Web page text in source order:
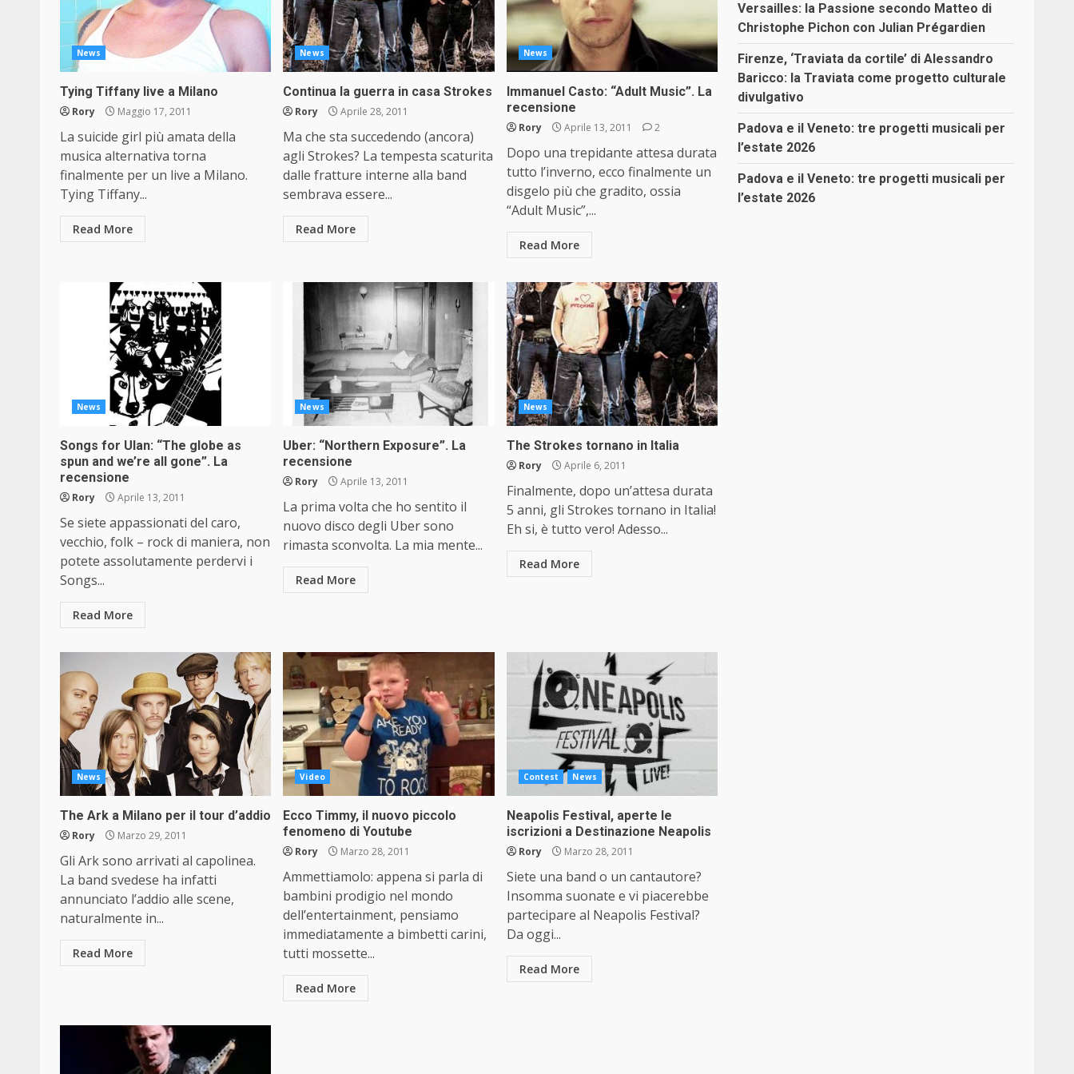
News
Tying Tiffany live a Milano
Rory Maggio 17, 2011
La suicide girl più amata della
musica alternativa torna
finalmente per un live a Milano.
Tying Tiffany...
Read More
News
Continua la guerra in casa Strokes
Rory Aprile 28, 2011
Ma che sta succedendo (ancora)
agli Strokes? La tempesta scaturita
dalle fratture interne alla band
sembrava essere...
Read More
News
Immanuel Casto: “Adult Music”. La
recensione
Rory Aprile 13, 2011 2
Dopo una trepidante attesa durata
tutto l’inverno, ecco finalmente un
disgelo più che gradito, ossia
“Adult Music”,...
Read More
News
Songs for Ulan: “The globe as
spun and we’re all gone”. La
recensione
Rory Aprile 13, 2011
Se siete appassionati del caro,
vecchio, folk – rock di maniera, non
potete assolutamente perdervi i
Songs...
Read More
News
Uber: “Northern Exposure”. La
recensione
Rory Aprile 13, 2011
La prima volta che ho sentito il
nuovo disco degli Uber sono
rimasta sconvolta. La mia mente...
Read More
News
The Strokes tornano in Italia
Rory Aprile 6, 2011
Finalmente, dopo un’attesa durata
5 anni, gli Strokes tornano in Italia!
Eh si, è tutto vero! Adesso...
Read More
News
The Ark a Milano per il tour d’addio
Rory Marzo 29, 2011
Gli Ark sono arrivati al capolinea.
La band svedese ha infatti
annunciato l’addio alle scene,
naturalmente in...
Read More
Video
Ecco Timmy, il nuovo piccolo
fenomeno di Youtube
Rory Marzo 28, 2011
Ammettiamolo: appena si parla di
bambini prodigio nel mondo
dell’entertainment, pensiamo
immediatamente a bimbetti carini,
tutti mossette...
Read More
Contest News
Neapolis Festival, aperte le
iscrizioni a Destinazione Neapolis
Rory Marzo 28, 2011
Siete una band o un cantautore?
Insomma suonate e vi piacerebbe
partecipare al Neapolis Festival?
Da oggi...
Read More
Versailles: la Passione secondo Matteo di
Christophe Pichon con Julian Prégardien
Firenze, ‘Traviata da cortile’ di Alessandro
Baricco: la Traviata come progetto culturale
divulgativo
Padova e il Veneto: tre progetti musicali per
l’estate 2026
Padova e il Veneto: tre progetti musicali per
l’estate 2026